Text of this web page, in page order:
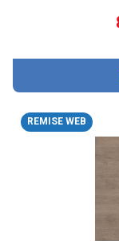
REMISE WEB